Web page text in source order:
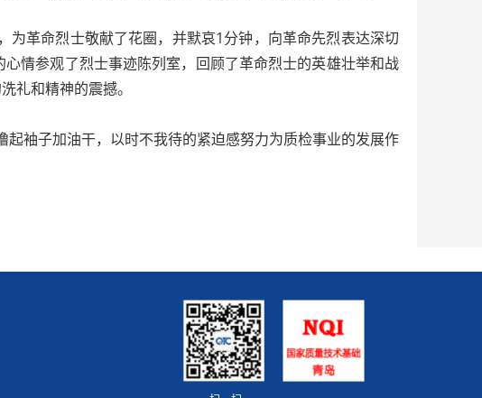
革命烈士敬献了花圈，并默哀1分钟，向革命先烈表达深切
情参观了烈士事迹陈列室，回顾了革命烈士的英雄壮举和战
礼和精神的震撼。
袖子加油干，以时不我待的紧迫感努力为质检事业的发展作